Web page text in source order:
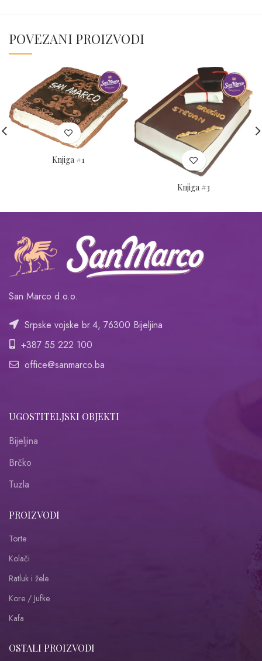
POVEZANI PROIZVODI
Knjiga #1
Knjiga #3
San Marco d.o.o.
Srpske vojske br.4, 76300 Bijeljina
+387 55 222 100
office@sanmarco.ba
UGOSTITELJSKI OBJEKTI
Bijeljina
Brčko
Tuzla
PROIZVODI
Torte
Kolači
Ratluk i žele
Kore / Jufke
Kafa
OSTALI PROIZVODI